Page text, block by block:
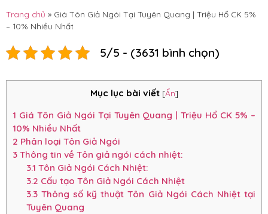
Trang chủ » Giá Tôn Giả Ngói Tại Tuyên Quang | Triệu Hổ CK 5%
– 10% Nhiều Nhất
5/5 - (3631 bình chọn)
Mục lục bài viết [Ẩn]
1 Giá Tôn Giả Ngói Tại Tuyên Quang | Triệu Hổ CK 5% –
10% Nhiều Nhất
2 Phân loại Tôn Giả Ngói
3 Thông tin về Tôn giả ngói cách nhiệt:
3.1 Tôn Giả Ngói Cách Nhiệt:
3.2 Cấu tạo Tôn Giả Ngói Cách Nhiệt
3.3Thông số kỹ thuật Tôn Giả Ngói Cách Nhiệt tại
Tuyên Quang